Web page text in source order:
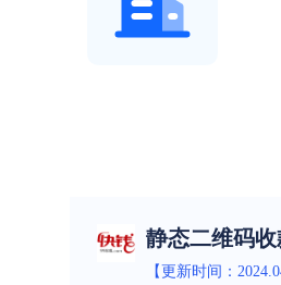
静态二维码
【更新时间：